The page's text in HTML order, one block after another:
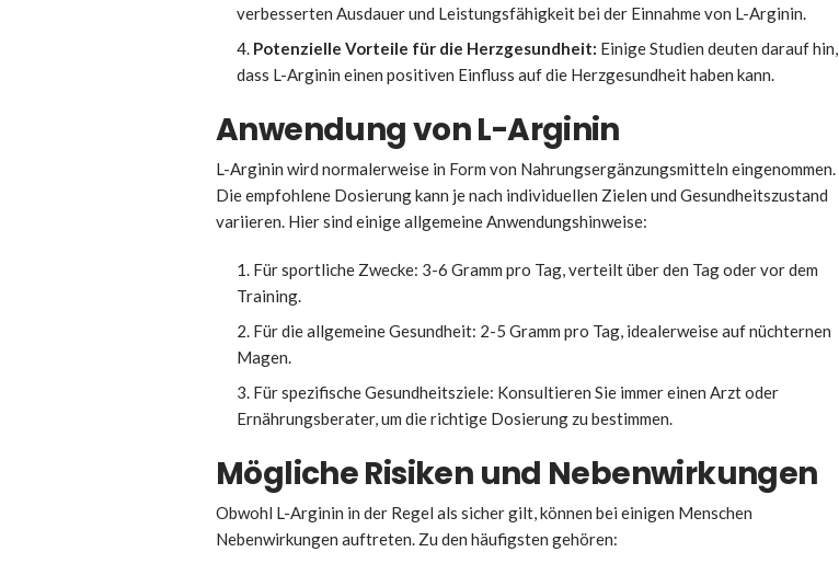
verbesserten Ausdauer und Leistungsfähigkeit bei der Einnahme von L-Arginin.
Potenzielle Vorteile für die Herzgesundheit: Einige Studien deuten darauf hin,
dass L-Arginin einen positiven Einfluss auf die Herzgesundheit haben kann.
Anwendung von L-Arginin
L-Arginin wird normalerweise in Form von Nahrungsergänzungsmitteln eingenommen.
Die empfohlene Dosierung kann je nach individuellen Zielen und Gesundheitszustand
variieren. Hier sind einige allgemeine Anwendungshinweise:
Für sportliche Zwecke: 3-6 Gramm pro Tag, verteilt über den Tag oder vor dem
Training.
Für die allgemeine Gesundheit: 2-5 Gramm pro Tag, idealerweise auf nüchternen
Magen.
Für spezifische Gesundheitsziele: Konsultieren Sie immer einen Arzt oder
Ernährungsberater, um die richtige Dosierung zu bestimmen.
Mögliche Risiken und Nebenwirkungen
Obwohl L-Arginin in der Regel als sicher gilt, können bei einigen Menschen
Nebenwirkungen auftreten. Zu den häufigsten gehören: